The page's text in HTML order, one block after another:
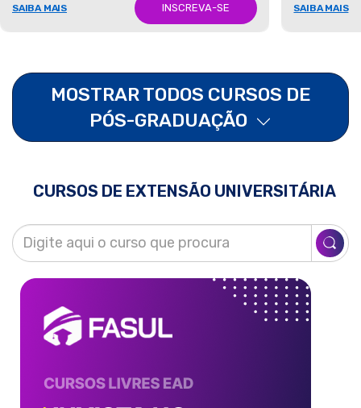
SAIBA MAIS INSCREVA-SE SAIBA MAIS
MOSTRAR TODOS CURSOS DE
PÓS-GRADUAÇÃO
CURSOS DE EXTENSÃO UNIVERSITÁRIA